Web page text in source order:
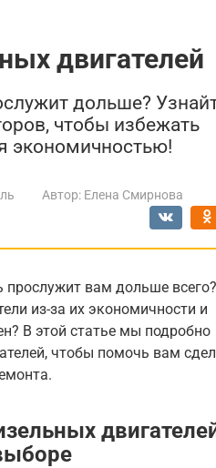
двигателей
дольше?
чтобы избежать
экономичностью!
Автор: Елена Смирнова
вам дольше
из-за их экономичности и
В этой статье мы подробно
чтобы помочь вам